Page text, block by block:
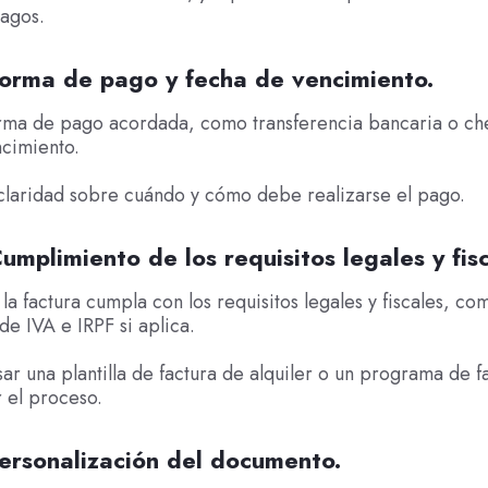
de pago y fecha de vencimiento.
de pago acordada, como transferencia bancaria o
sobre cuándo y cómo debe realizarse el pago.
de los requisitos legales y
factura cumpla con los requisitos legales y fiscales,
IVA e IRPF si aplica.
una plantilla de factura de alquiler o un programa de
proceso.
del documento.